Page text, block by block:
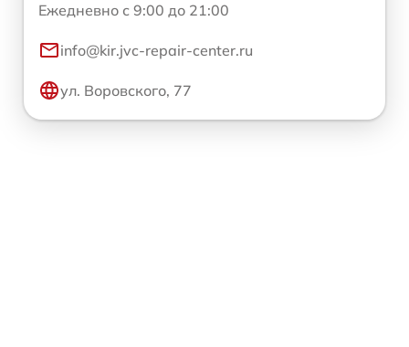
Ежедневно с 9:00 до 21:00
info@kir.jvc-repair-center.ru
ул. Воровского, 77